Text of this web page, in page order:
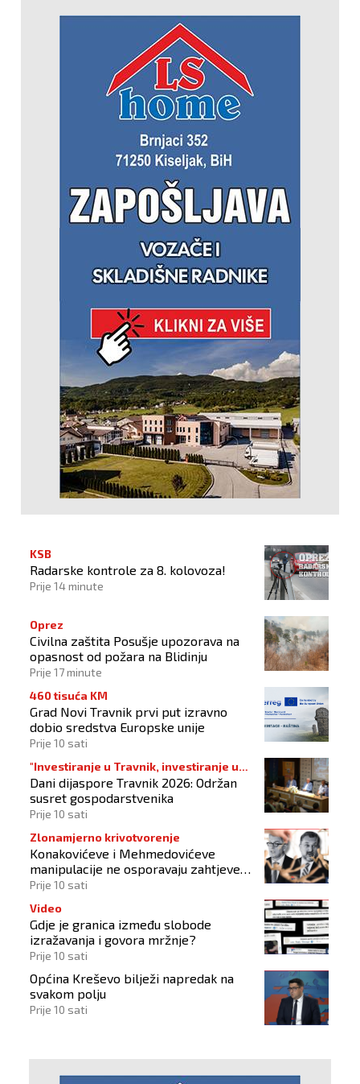
KSB
Radarske kontrole za 8. kolovoza!
Prije 14 minute
Oprez
Civilna zaštita Posušje upozorava na
opasnost od požara na Blidinju
Prije 17 minute
460 tisuća KM
Grad Novi Travnik prvi put izravno
dobio sredstva Europske unije
Prije 10 sati
"Investiranje u Travnik, investiranje u
budućnost"
Dani dijaspore Travnik 2026: Održan
susret gospodarstvenika
Prije 10 sati
Zlonamjerno krivotvorenje
Konakovićeve i Mehmedovićeve
manipulacije ne osporavaju zahtjeve
Hrvata
Prije 10 sati
Video
Gdje je granica između slobode
izražavanja i govora mržnje?
Prije 10 sati
Općina Kreševo bilježi napredak na
svakom polju
Prije 10 sati